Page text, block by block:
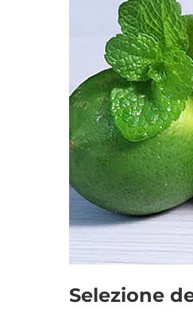
Selezione